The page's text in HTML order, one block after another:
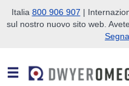
Salta alla ricerca
Salta al contenuto principale
Salta alla navigazione
Italia 800 906 907 |
sul nostro nuovo sito web.